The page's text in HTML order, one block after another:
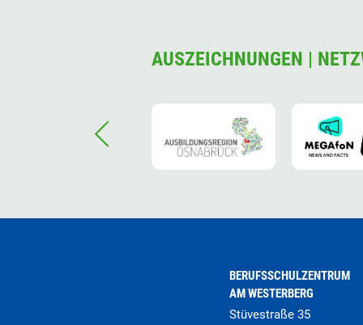
AUSZEICHNUNGEN |
BERUFSSCHULZENTRUM
AM WESTERBERG
Stüvestraße 35